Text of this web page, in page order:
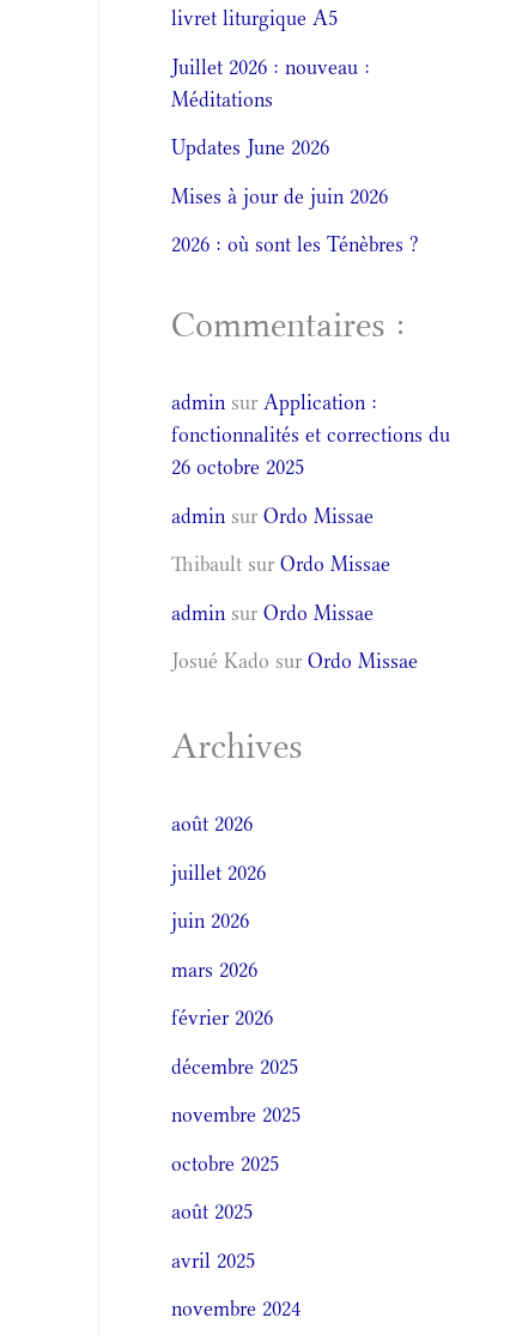
livret liturgique A5
Juillet 2026 : nouveau :
Méditations
Updates June 2026
Mises à jour de juin 2026
2026 : où sont les Ténèbres ?
Commentaires :
admin surApplication :
fonctionnalités et corrections du
26 octobre 2025
admin surOrdo Missae
Thibault surOrdo Missae
admin surOrdo Missae
Josué Kado surOrdo Missae
Archives
août 2026
juillet 2026
juin 2026
mars 2026
février 2026
décembre 2025
novembre 2025
octobre 2025
août 2025
avril 2025
novembre 2024